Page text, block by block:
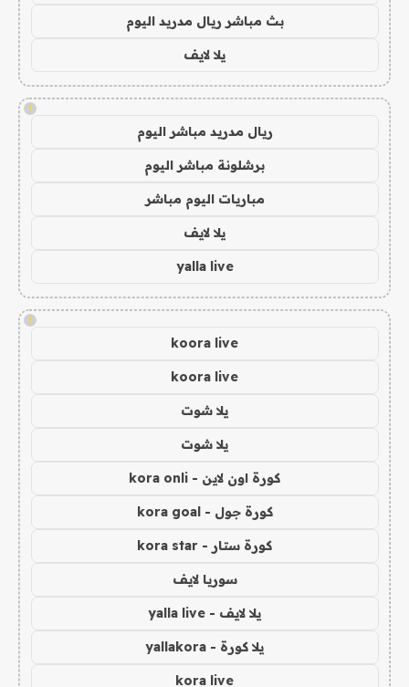
بث مباشر ريال مدريد اليوم
يلا لايف
!
ريال مدريد مباشر اليوم
برشلونة مباشر اليوم
مباريات اليوم مباشر
يلا لايف
yalla live
!
koora live
koora live
يلا شوت
يلا شوت
كورة اون لاين - kora onli
كورة جول - kora goal
كورة ستار - kora star
سوريا لايف
يلا لايف - yalla live
يلا كورة - yallakora
kora live